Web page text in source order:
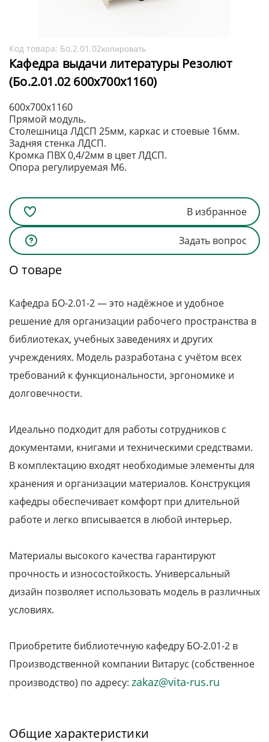
Код товара: Бо.2.01.02копировать
Кафедра выдачи литературы Резолют
(Бо.2.01.02 600х700х1160)
Прямой модуль.
Столешница ЛДСП 25мм, каркас и стоевые 16мм.
Задняя стенка ЛДСП.
Кромка ПВХ 0,4/2мм в цвет ЛДСП.
Опора регулируемая М6.
600х700х1160
В избранное
Задать вопрос
О товаре
Кафедра БО-2.01-2 — это надёжное и удобное
решение для организации рабочего пространства в
библиотеках, учебных заведениях и других
учреждениях. Модель разработана с учётом всех
требований к функциональности, эргономике и
долговечности.
Идеально подходит для работы сотрудников с
документами, книгами и техническими средствами.
В комплектацию входят необходимые элементы для
хранения и организации материалов. Конструкция
кафедры обеспечивает комфорт при длительной
работе и легко вписывается в любой интерьер.
Материалы высокого качества гарантируют
прочность и износостойкость. Универсальный
дизайн позволяет использовать модель в различных
условиях.
Приобретите библиотечную кафедру БО-2.01-2 в
Производственной компании Витарус (собственное
производство) по адресу: zakaz@vita-rus.ru
Общие характеристики